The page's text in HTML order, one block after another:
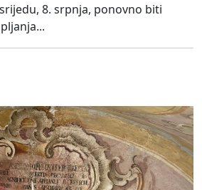
8. srpnja, ponovno biti